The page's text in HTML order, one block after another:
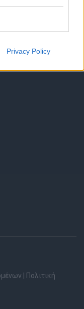
Privacy Policy
Πολιτική